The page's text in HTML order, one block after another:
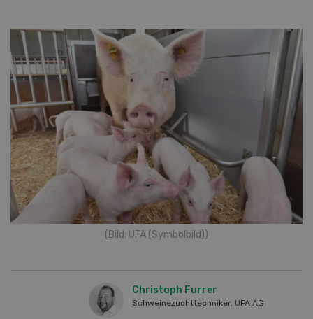
(Bild: UFA (Symbolbild))
Christoph Furrer
Schweinezuchttechniker, UFA AG